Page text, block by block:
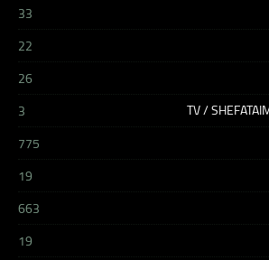
33
22
26
3
775
19
663
19